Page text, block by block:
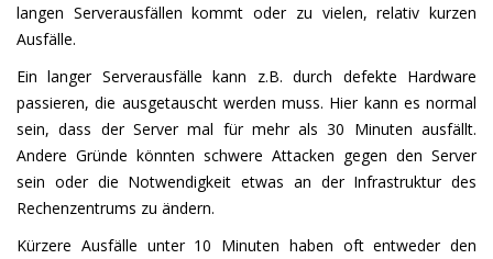
langen Serverausfällen kommt oder zu vielen, relativ kurzen
Ausfälle.
Ein langer Serverausfälle kann z.B. durch defekte Hardware
passieren, die ausgetauscht werden muss. Hier kann es normal
sein, dass der Server mal für mehr als 30 Minuten ausfällt.
Andere Gründe könnten schwere Attacken gegen den Server
sein oder die Notwendigkeit etwas an der Infrastruktur des
Rechenzentrums zu ändern.
Kürzere Ausfälle unter 10 Minuten haben oft entweder den